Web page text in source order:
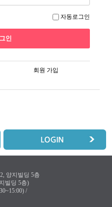
자동로그인
회원 가입
양지빌딩 5층
빌딩 5층)
/